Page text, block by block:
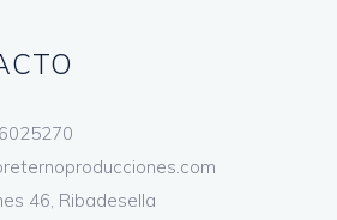
46, Ribadesella